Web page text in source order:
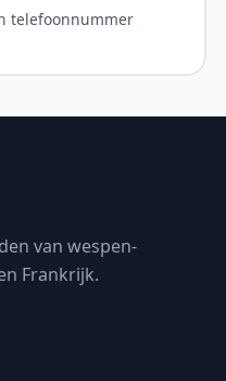
telefoonnummer
van wespen-
Frankrijk.